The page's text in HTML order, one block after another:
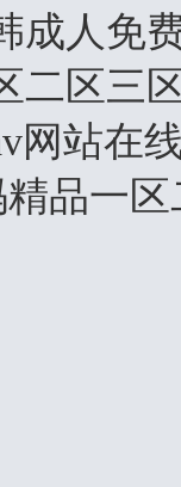
成人免
二区三
网站在
品一